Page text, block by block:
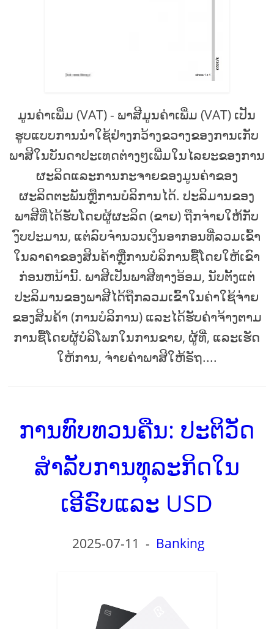
ມູນຄ່າເພີ່ມ (VAT) - ພາສີມູນຄ່າເພີ່ມ (VAT) ເປັນ
ຮູບແບບການນໍາໃຊ້ຢ່າງກວ້າງຂວາງຂອງການເກັບ
ພາສີໃນບັນດາປະເທດຕ່າງໆເພີ່ມໃນໄລຍະຂອງການ
ຜະລິດແລະການກະຈາຍຂອງມູນຄ່າຂອງ
ຜະລິດຕະພັນຫຼືການບໍລິການໄດ້. ປະລິມານຂອງ
ພາສີທີ່ໄດ້ຮັບໂດຍຜູ້ຜະລິດ (ຂາຍ) ຖືກຈ່າຍໃຫ້ກັບ
ງົບປະມານ, ແຕ່ລົບຈໍານວນເງິນອາກອນທີ່ລວມເຂົ້າ
ໃນລາຄາຂອງສິນຄ້າຫຼືການບໍລິການຊື້ໂດຍໃຫ້ເຂົາ
ກ່ອນຫນ້ານີ້. ພາສີເປັນພາສີທາງອ້ອມ, ນັບຕັ້ງແຕ່
ປະລິມານຂອງພາສີໄດ້ຖືກລວມເຂົ້າໃນຄ່າໃຊ້ຈ່າຍ
ຂອງສິນຄ້າ (ການບໍລິການ) ແລະໄດ້ຮັບຄ່າຈ້າງຕາມ
ການຊື້ໂດຍຜູ້ບໍລິໂພກໃນການຂາຍ, ຜູ້ທີ່, ແລະເຮັດ
ໃຫ້ການ, ຈ່າຍຄ່າພາສີໃຫ້ຣັຖ....
ການທົບທວນຄືນ: ປະຕິວັດ
ສໍາລັບການທຸລະກິດໃນ
ເອີຣົບແລະ USD
2025-07-11 - Banking